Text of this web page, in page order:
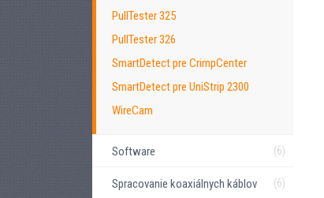
PullTester 325
PullTester 326
SmartDetect pre CrimpCenter
SmartDetect pre UniStrip 2300
WireCam
Software (6)
Spracovanie koaxiálnych káblov (6)